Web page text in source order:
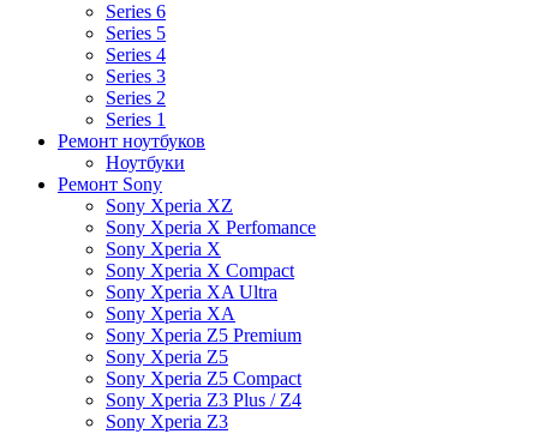
Series 6
Series 5
Series 4
Series 3
Series 2
Series 1
Ремонт ноутбуков
Ноутбуки
Ремонт Sony
Sony Xperia XZ
Sony Xperia X Perfomance
Sony Xperia X
Sony Xperia X Compact
Sony Xperia XA Ultra
Sony Xperia XA
Sony Xperia Z5 Premium
Sony Xperia Z5
Sony Xperia Z5 Compact
Sony Xperia Z3 Plus / Z4
Sony Xperia Z3